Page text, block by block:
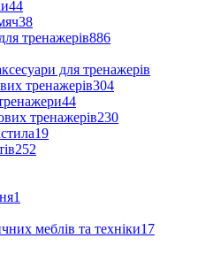
44
38
тренажерів886
для тренажерів
тренажерів304
44
тренажерів230
19
252
1
меблів та техніки17